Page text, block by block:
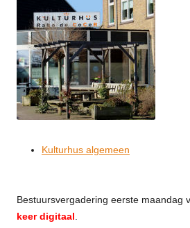
Kulturhus algemeen
Bestuursvergadering eerste maandag
keer digitaal